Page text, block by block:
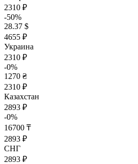
2310 ₽
-50%
28.37 $
4655 ₽
Украина
2310 ₽
-0%
1270 ₴
2310 ₽
Казахстан
2893 ₽
-0%
16700 ₸
2893 ₽
СНГ
2893 ₽